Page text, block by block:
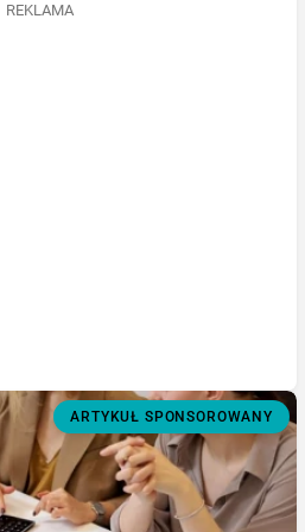
REKLAMA
ARTYKUŁ SPONSOROWANY